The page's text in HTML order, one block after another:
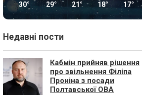
30° 29° 21° 18° 17°
Недавні пости
Кабмін прийняв рішення
про звільнення Філіпа
Проніна з посади
Полтавської ОВА